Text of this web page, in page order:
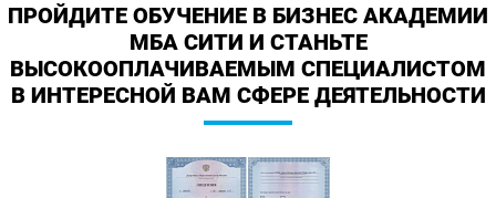
ПРОЙДИТЕ ОБУЧЕНИЕ В БИЗНЕС АКАДЕМИИ
МБА СИТИ И СТАНЬТЕ
ВЫСОКООПЛАЧИВАЕМЫМ СПЕЦИАЛИСТОМ
В ИНТЕРЕСНОЙ ВАМ СФЕРЕ ДЕЯТЕЛЬНОСТИ